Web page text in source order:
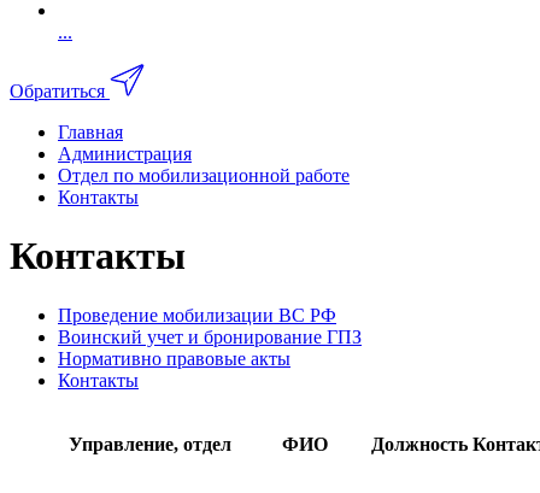
...
Обратиться
Главная
Администрация
Отдел по мобилизационной работе
Контакты
Контакты
Проведение мобилизации ВС РФ
Воинский учет и бронирование ГПЗ
Нормативно правовые акты
Контакты
Управление, отдел ФИО Должность